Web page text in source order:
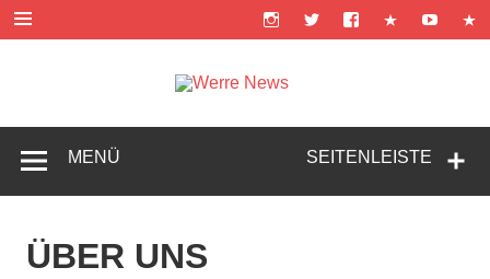
Inhalt
springen
News
SEITENLEISTE
MENÜ
ÜBER UNS